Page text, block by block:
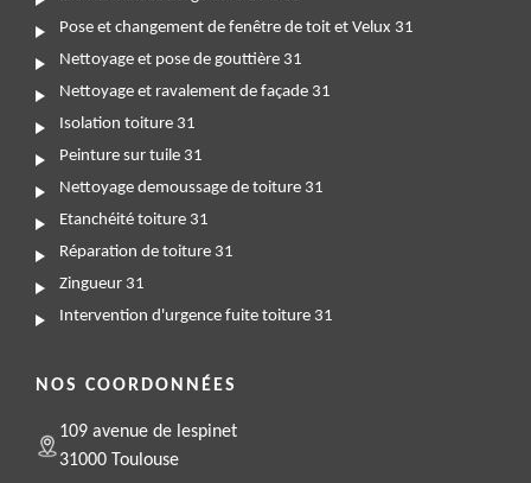
Pose et changement de fenêtre de toit et Velux 31
Nettoyage et pose de gouttière 31
Nettoyage et ravalement de façade 31
Isolation toiture 31
Peinture sur tuile 31
Nettoyage demoussage de toiture 31
Etanchéité toiture 31
Réparation de toiture 31
Zingueur 31
Intervention d'urgence fuite toiture 31
NOS COORDONNÉES
109 avenue de lespinet
31000 Toulouse